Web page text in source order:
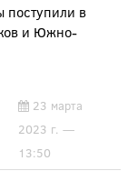
поступили в
и Южно-
23 марта
2023 г. —
13:50